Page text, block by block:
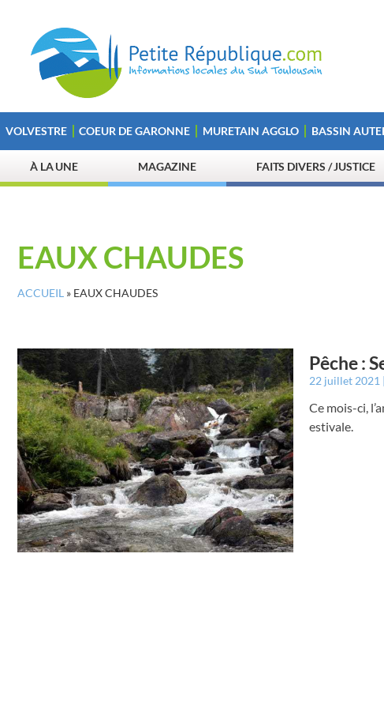
VOLVESTRE COEUR DE GARONNE MURETAIN AGGLO BASSIN
À LA UNE MAGAZINE FAITS DIVERS / JUSTICE
EAUX CHAUDES
ACCUEIL » EAUX CHAUDES
Pêche :
22 juillet 2021
Ce mois-ci,
estivale.